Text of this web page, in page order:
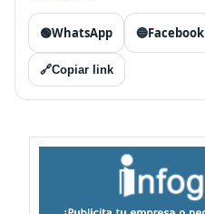
🟢WhatsApp 🔵Facebook
🔗Copiar link